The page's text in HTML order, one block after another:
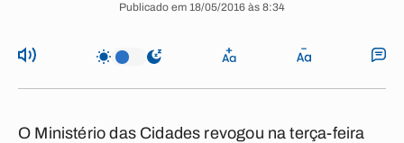
Publicado em 18/05/2016 às 8:34
O Ministério das Cidades revogou na terça-feira